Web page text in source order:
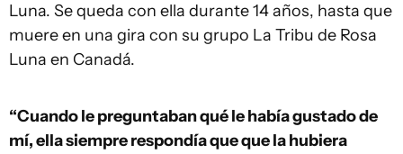
Luna. Se queda con ella durante 14 años, hasta que
muere en una gira con su grupo La Tribu de Rosa
Luna en Canadá.
“Cuando le preguntaban qué le había gustado de
mí, ella siempre respondía que que la hubiera